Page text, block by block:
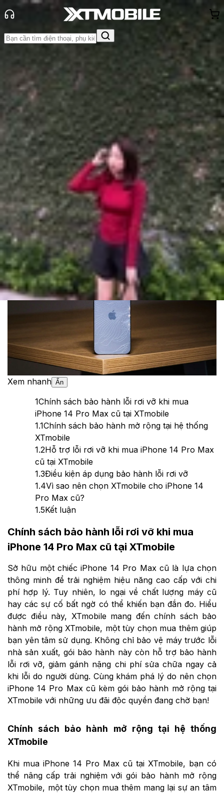
Tin tức
Tư vấn
Tin Mới
Đánh Giá - Trên Tay So Sánh Tư vấn
Khuyến
mãiThủ thuật Hỏi đáp App - Game Thông báo
Khách
hàng - Sự kiện
Bảo hành cả lỗi rơi vỡ? Chính sách
đặc biệt cho iPhone 14 Pro Max cũ
tại XTmobile
Anh Thư
Ngày đăng: 20/04/2025
Cập nhật:
20/04/2025
Theo dõi XTMobile trên
Xem nhanh Ẩn
1Chính sách bảo hành lỗi rơi vỡ khi mua
iPhone 14 Pro Max cũ tại XTmobile
1.1Chính sách bảo hành mở rộng tại hệ thống
XTmobile
1.2Hỗ trợ lỗi rơi vỡ khi mua iPhone 14 Pro Max
cũ tại XTmobile
1.3Điều kiện áp dụng bảo hành lỗi rơi vỡ
1.4Vì sao nên chọn XTmobile cho iPhone 14
Pro Max cũ?
1.5Kết luận
Chính sách bảo hành lỗi rơi vỡ khi mua
iPhone 14 Pro Max cũ tại XTmobile
Sở hữu một chiếc iPhone 14 Pro Max cũ là lựa chọn
thông minh để trải nghiệm hiệu năng cao cấp với chi
phí hợp lý. Tuy nhiên, lo ngại về chất lượng máy cũ
hay các sự cố bất ngờ có thể khiến bạn đắn đo. Hiểu
được điều này, XTmobile mang đến chính sách bảo
hành mở rộng XTmobile, một tùy chọn mua thêm giúp
bạn yên tâm sử dụng. Không chỉ bảo vệ máy trước lỗi
nhà sản xuất, gói bảo hành này còn hỗ trợ bảo hành
lỗi rơi vỡ, giảm gánh nặng chi phí sửa chữa ngay cả
khi lỗi do người dùng. Cùng khám phá lý do nên chọn
iPhone 14 Pro Max cũ kèm gói bảo hành mở rộng tại
XTmobile với những ưu đãi độc quyền đang chờ bạn!
Chính sách bảo hành mở rộng tại hệ thống
XTmobile
Khi mua iPhone 14 Pro Max cũ tại XTmobile, bạn có
thể nâng cấp trải nghiệm với gói bảo hành mở rộng
XTmobile, một tùy chọn mua thêm mang lại sự an tâm